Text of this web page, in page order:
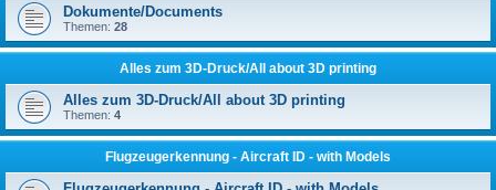
Dokumente/Documents
Themen: 28
Alles zum 3D-Druck/All about 3D printing
Alles zum 3D-Druck/All about 3D printing
Themen: 4
Flugzeugerkennung - Aircraft ID - with Models